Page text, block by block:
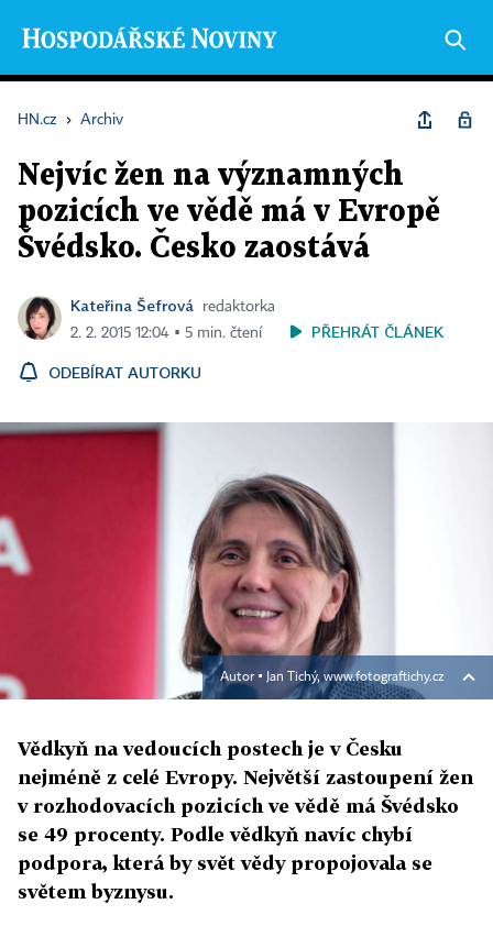
HN.cz › Archiv
Nejvíc žen na významných
pozicích ve vědě má v Evropě
Švédsko. Česko zaostává
Kateřina Šefrová
redaktorka
2. 2. 2015 12:04 ▪ 5 min. čtení
PŘEHRÁT ČLÁNEK
ODEBÍRAT AUTORKU
Autor ▪ Jan Tichý, www.fotograftichy.cz
Vědkyň na vedoucích postech je v Česku
nejméně z celé Evropy. Největší zastoupení žen
v rozhodovacích pozicích ve vědě má Švédsko
se 49 procenty. Podle vědkyň navíc chybí
podpora, která by svět vědy propojovala se
světem byznysu.